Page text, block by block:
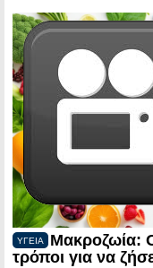
ΥΓΕΙΑ
Μακροζωία:
τρόποι για να